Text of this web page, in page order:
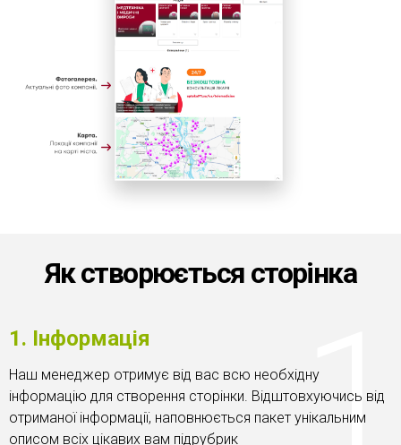
Як створюється сторінка
1. Інформація
Наш менеджер отримує від вас всю необхідну
інформацію для створення сторінки. Відштовхуючись від
отриманої інформації, наповнюється пакет унікальним
описом всіх цікавих вам підрубрик